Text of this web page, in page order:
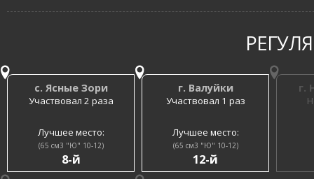
с. Ясные Зори
Участвовал 2 раза
Лучшее место:
(65 см3 "Ю" 10-12)
8-й
г. Валуйки
Участвовал 1 раз
Лучшее место:
(65 см3 "Ю" 10-12)
12-й
г.